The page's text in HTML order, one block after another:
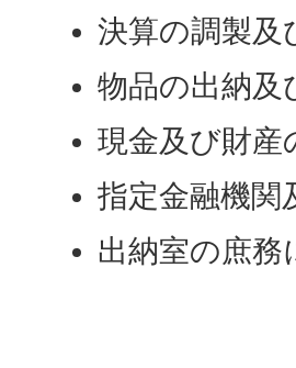
決算の調製及
物品の出納及
現金及び財産
指定金融機関
出納室の庶務